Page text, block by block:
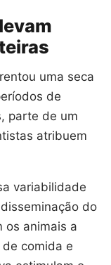
uma seca
de
parte de um
atribuem
variabilidade
do
os animais a
comida e